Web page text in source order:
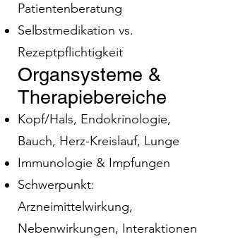
Patientenberatung
Selbstmedikation vs.
Rezeptpflichtigkeit
Organsysteme &
Therapiebereiche
Kopf/Hals, Endokrinologie,
Bauch, Herz-Kreislauf, Lunge
Immunologie & Impfungen
Schwerpunkt:
Arzneimittelwirkung,
Nebenwirkungen, Interaktionen